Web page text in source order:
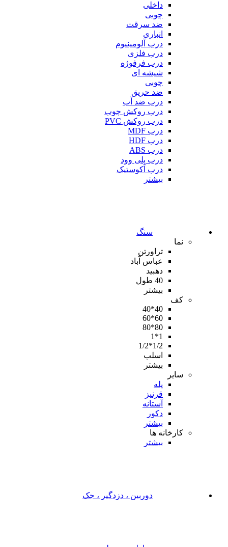
داخلی
چوبی
ضد سرقت
انباری
درب آلومینیوم
درب فلزی
درب فرفوژه
شیشه ای
چوبی
ضد حریق
درب ضد آب
درب روکش چوب
درب روکش PVC
درب MDF
درب HDF
درب ABS
درب پلی وود
درب آکوستیک
بیشتر
سنگ
نما
تراورتن
عباس آباد
دهبید
40 طول
بیشتر
کف
40*40
60*60
80*80
1*1
1/2*1/2
اسلب
بیشتر
سایر
پله
قرنیز
آستانه
دکور
بیشتر
کارخانه ها
بیشتر
دوربین ، دزدگیر ، جک